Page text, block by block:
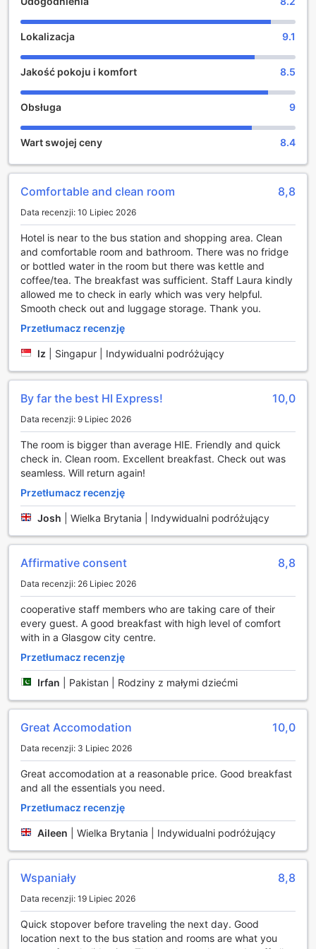
atrakcji Glasgow.
Rozrywka w Holiday Inn Express - Glasgow - City Ctr
Theatreland
Holiday Inn Express - Glasgow - City Ctr Theatreland to
idealne miejsce dla tych, którzy pragną połączyć
komfortowy wypoczynek z dostępem do rozrywek
kulturalnych i handlowych. Położony w sercu Glasgow,
sklepów, które zaspokoją wszelkie potrzeby zakupowe. Od
luksusowych butików po popularne sieci, każdy znajdzie
coś dla siebie, a bliskość do głównych arterii handlowych
sprawia, że zakupy stają się przyjemnością, a nie
obowiązkiem.
Dodatkowo, w okolicy hotelu znajdują się liczne atrakcje
kulturalne, w tym teatry i galerie sztuki, które są
doskonałym uzupełnieniem dnia spędzonego na zakupach.
Po intensywnym dniu, goście mogą zrelaksować się w
przytulnej atmosferze hotelu, a następnie udać się na
wieczorne przedstawienie w jednym z pobliskich teatrów.
Holiday Inn Express - Glasgow - City Ctr Theatreland to
miejsce, gdzie każdy miłośnik kultury i zakupów poczuje
się jak w domu.
Obiekty sportowe w Holiday Inn Express - Glasgow -
City Ctr Theatreland
Holiday Inn Express - Glasgow - City Ctr Theatreland to
idealne miejsce dla miłośników aktywnego wypoczynku,
oferujące szeroki wachlarz obiektów sportowych. Goście
mogą korzystać z malowniczego pola golfowego, które
znajduje się na terenie hotelu. To doskonała okazja, aby
połączyć relaks z aktywnością na świeżym powietrzu,
grając w golfa w pięknej scenerii Glasgow. Niezależnie od
poziomu umiejętności, pole golfowe zapewnia wyzwania i
satysfakcję dla każdego gracza.
które są idealne dla tych, którzy preferują dynamiczne
zmagania sportowe. Gra w tenisa to świetny sposób na
rozładowanie energii i poprawę kondycji fizycznej. Korty są
dostępne dla gości, co pozwala na aktywne spędzenie
czasu i rywalizację z przyjaciółmi lub rodziną. Niezależnie
od tego, czy jesteś zapalonym golfistą, czy tenisistą,
Holiday Inn Express - Glasgow - City Ctr Theatreland z
pewnością spełni Twoje oczekiwania w zakresie
sportowych atrakcji.
Udogodnienia w Holiday Inn Express - Glasgow - City
Ctr Theatreland
Holiday Inn Express - Glasgow - City Ctr Theatreland
oferuje szereg wygodnych udogodnień, które sprawią, że
Twój pobyt będzie jeszcze bardziej komfortowy. Goście
mogą skorzystać z usług pralni oraz pralni chemicznej, co
pozwala na utrzymanie garderoby w nienagannym stanie
bez konieczności opuszczania hotelu. Dodatkowo,
dostępna jest usługa room service, która umożliwia
zamówienie posiłków bezpośrednio do pokoju, co jest
idealnym rozwiązaniem po długim dniu zwiedzania lub
pracy. Dla bezpieczeństwa swoich rzeczy, hotel oferuje
podczas pobytu.
W hotelu znajduje się również sklep z różnymi drobiazgami,
gdzie można zaopatrzyć się w niezbędne artykuły. Goście
Lokalizacja 9.1
Jakość pokoju i komfort 8.5
Obsługa 9
Wart swojej ceny 8.4
Comfortable and clean room 8,8
Data recenzji: 10 Lipiec 2026
Hotel is near to the bus station and shopping area. Clean
and comfortable room and bathroom. There was no fridge
or bottled water in the room but there was kettle and
coffee/tea. The breakfast was sufficient. Staff Laura kindly
allowed me to check in early which was very helpful.
Smooth check out and luggage storage. Thank you.
Przetłumacz recenzję
lz Singapur | Indywidualni podróżujący
By far the best HI Express! 10,0
Data recenzji: 9 Lipiec 2026
The room is bigger than average HIE. Friendly and quick
check in. Clean room. Excellent breakfast. Check out was
seamless. Will return again!
Przetłumacz recenzję
Josh Wielka Brytania | Indywidualni podróżujący
Affirmative consent 8,8
Data recenzji: 26 Lipiec 2026
cooperative staff members who are taking care of their
every guest. A good breakfast with high level of comfort
with in a Glasgow city centre.
Przetłumacz recenzję
Irfan Pakistan | Rodziny z małymi dziećmi
Great Accomodation 10,0
Data recenzji: 3 Lipiec 2026
Great accomodation at a reasonable price. Good breakfast
and all the essentials you need.
Przetłumacz recenzję
Aileen Wielka Brytania | Indywidualni podróżujący
Wspaniały 8,8
Data recenzji: 19 Lipiec 2026
Quick stopover before traveling the next day. Good
location next to the bus station and rooms are what you